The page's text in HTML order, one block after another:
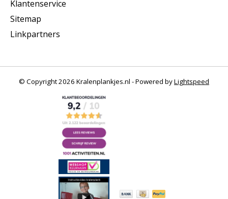
Klantenservice
Sitemap
Linkpartners
© Copyright 2026 Kralenplankjes.nl - Powered byLightspeed